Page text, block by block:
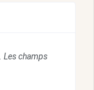
Les champs